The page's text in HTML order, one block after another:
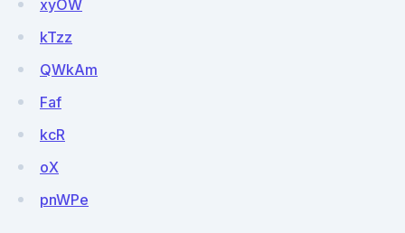
xyOW
kTzz
QWkAm
Faf
kcR
oX
pnWPe